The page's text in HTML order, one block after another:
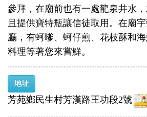
參拜，在廟前也有一處龍泉井水
且提供寶特瓶讓信徒取用。在廟
廳，有蚵嗲、蚵仔煎、花枝酥和
料理等著您來嘗鮮。
地址
芳苑鄉民生村芳漢路王功段2號